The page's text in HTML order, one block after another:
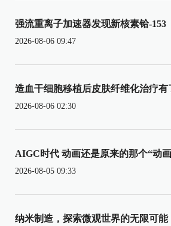
强流重离子加速器发现新核素铪-153
2026-08-06 09:47
造血干细胞移植后皮肤纤维化治疗有
2026-08-06 02:30
AIGC时代 动画还是原来的那个“动
2026-08-05 09:33
纳米制造，探索微观世界的无限可能